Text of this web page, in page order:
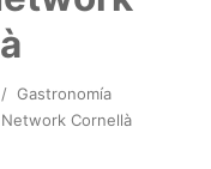
/ Gastronomía
Cornellà